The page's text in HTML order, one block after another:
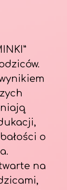
o
na